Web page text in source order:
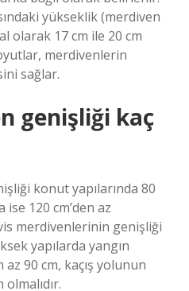
yükseklik (merdiven
olarak 17 cm ile 20 cm
merdivenlerin
sağlar.
genişliği kaç
konut yapılarında 80
ise 120 cm’den az
merdivenlerinin genişliği
yapılarda yangın
90 cm, kaçış yolunun